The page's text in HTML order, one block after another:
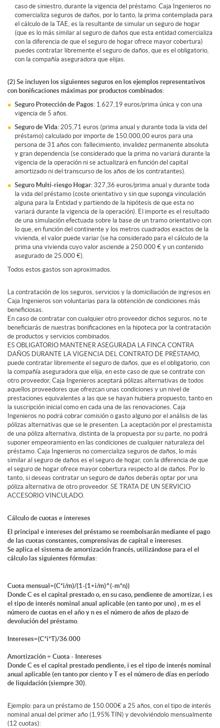
caso de siniestro, durante la vigencia del préstamo. Caja Ingenieros no
comercializa seguros de daños, por lo tanto, la prima contemplada para
el cálculo de la TAE, es la resultante de simular un seguro de hogar
(que es lo más similar al seguro de daños que esta entidad comercializa
con la diferencia de que el seguro de hogar ofrece mayor cobertura)
puedes contratar libremente el seguro de daños, que es el obligatorio,
con la compañía aseguradora que elijas.
(2) Se incluyen los siguientes seguros en los ejemplos representativos
con bonificaciones máximas por productos combinados:
Seguro Protección de Pagos: 1.627,19 euros/prima única y con una
vigencia de 5 años.
Seguro de Vida: 205,71 euros (prima anual y durante toda la vida del
préstamo) calculado por importe de 150.000,00 euros para una
persona de 31 años con: fallecimiento, invalidez permanente absoluta
y gran dependencia (se considerado que la prima no variará durante la
vigencia de la operación ni se actualizará en función del capital
amortizado ni del transcurso de los años de los contratantes).
Seguro Multi-riesgo Hogar: 327,36 euros/prima anual y durante toda
la vida del préstamo (coste orientativo y sin que suponga vinculación
alguna para la Entidad y partiendo de la hipótesis de que esta no
variará durante la vigencia de la operación). El importe es el resultado
de una simulación efectuada sobre la base de un tramo orientativo con
lo que, en función del continente y los metros cuadrados exactos de la
vivienda, el valor puede variar (se ha considerado para el cálculo de la
prima una vivienda cuyo valor asciende a 250.000 € y un contenido
asegurado de 25.000 €).
Todos estos gastos son aproximados.
La contratación de los seguros, servicios y la domiciliación de ingresos en
Caja Ingenieros son voluntarias para la obtención de condiciones más
beneficiosas.
En caso de contratar con cualquier otro proveedor dichos seguros, no te
beneficiarás de nuestras bonificaciones en la hipoteca por la contratación
de productos y servicios combinados.
ES OBLIGATORIO MANTENER ASEGURADA LA FINCA CONTRA
DAÑOS DURANTE LA VIGENCIA DEL CONTRATO DE PRÉSTAMO,
puede contratar libremente el seguro de daños, que es el obligatorio, con
la compañía aseguradora que elija, en este caso de que se contrate con
otro proveedor, Caja Ingenieros aceptará pólizas alternativas de todos
aquellos proveedores que ofrezcan unas condiciones y un nivel de
prestaciones equivalentes a las que se hayan hubiera propuesto, tanto en
la suscripción inicial como en cada una de las renovaciones. Caja
Ingenieros no podrá cobrar comisión o gasto alguno por el análisis de las
pólizas alternativas que se le presenten. La aceptación por el prestamista
de una póliza alternativa, distinta de la propuesta por su parte, no podrá
suponer empeoramiento en las condiciones de cualquier naturaleza del
préstamo. Caja Ingenieros no comercializa seguros de daños, lo más
similar al seguro de daños es el seguro de hogar, con la diferencia de que
el seguro de hogar ofrece mayor cobertura respecto al de daños. Por lo
tanto, si deseas contratar un seguro de daños deberás optar por una
póliza alternativa de otro proveedor. SE TRATA DE UN SERVICIO
ACCESORIO VINCULADO.
Cálculo de cuotas e intereses
El principal e intereses del préstamo se reembolsarán mediante el pago
de las cuotas constantes, comprensivas de capital e intereses.
Se aplica el sistema de amortización francés, utilizándose para el el
cálculo las siguientes fórmulas:
Cuota mensual=(C*i/m)/(1-(1+i/m)^(-m*n))
Donde C es el capital prestado o, en su caso, pendiente de amortizar, i es
el tipo de interés nominal anual aplicable (en tanto por uno) , m es el
número de cuotas en el año y n es el número de años de plazo de
devolución del préstamo.
Intereses=(C*i*T)/36.000
Amortización = Cuota - Intereses
Donde C es el capital prestado pendiente, i es el tipo de interés nominal
anual aplicable (en tanto por ciento y T es el número de días en período
de liquidación (siempre 30).
Ejemplo: para un préstamo de 150.000€ a 25 años, con el tipo de interés
nominal anual del primer año (1,95% TIN) y devolviéndolo mensualmente
(12 cuotas):